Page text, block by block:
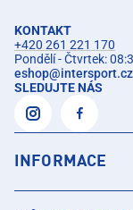
KONTAKT
+420 261 221 170
Pondělí - Čtvrtek:
eshop@intersport.cz
SLEDUJTE NÁS
INFORMACE